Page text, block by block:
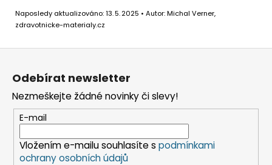
Naposledy aktualizováno: 13. 5. 2025 • Autor: Michal Verner,
zdravotnicke-materialy.cz
Z
Odebírat newsletter
Nezmeškejte žádné novinky či slevy!
E-mail
Vložením e-mailu souhlasíte s podmínkami
ochrany osobních údajů